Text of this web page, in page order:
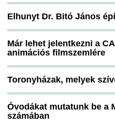
Elhunyt Dr. Bitó János
Már lehet jelentkezni a
animációs filmszemlére
Toronyházak, melyek
Óvodákat mutatunk be a
számában